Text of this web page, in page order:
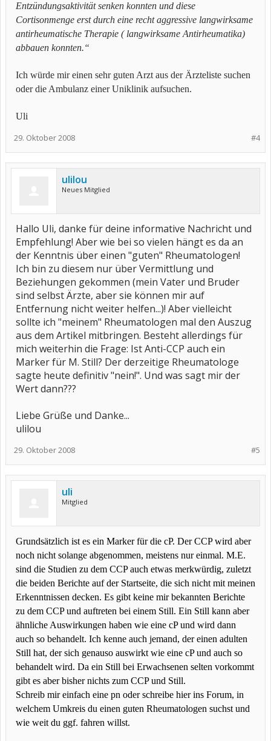
Entzündungsaktivität senken konnten und diese
Cortisonmenge erst durch eine recht aggressive langwirksame
antirheumatische Therapie ( langwirksame Antirheumatika)
abbauen konnten.“
Ich würde mir einen sehr guten Arzt aus der Ärzteliste suchen
oder die Ambulanz einer Uniklinik aufsuchen.
Uli
#4
29. Oktober 2008
ulilou
Neues Mitglied
Hallo Uli, danke für deine informative Nachricht und
Empfehlung! Aber wie bei so vielen hängt es da an
der Kenntnis über einen "guten" Rheumatologen!
Ich bin zu diesem nur über Vermittlung und
Beziehungen gekommen (mein Vater und Bruder
sind selbst Ärzte, aber sie können mir auf
Entfernung nicht weiter helfen...)! Aber vielleicht
sollte ich "meinem" Rheumatologen mal den Auszug
aus dem Artikel mitbringen. Besteht allerdings für
mich weiterhin die Frage: Ist Anti-CCP auch ein
Marker für M. Still? Der derzeitige Rheumatologe
sagte heute definitiv "nein!". Und was sagt mir der
Wert dann???
Liebe Grüße und Danke...
ulilou
#5
29. Oktober 2008
uli
Mitglied
Grundsätzlich ist es ein Marker für die cP. Der CCP wird aber
noch nicht solange abgenommen, meistens nur einmal. M.E.
sind die Studien zu dem CCP auch etwas merkwürdig, zuletzt
die beiden Berichte auf der Startseite, die sich nicht mit meinen
Erkenntnissen decken. Es gibt keine mir bekannten Berichte
zu dem CCP und auftreten bei einem Still. Ein Still kann aber
ähnliche Auswirkungen haben wie eine cP und wird dann
auch so behandelt. Ich kenne auch jemand, der einen adulten
Still hat, der sich genauso auswirkt wie eine cP und auch so
behandelt wird. Da ein Still bei Erwachsenen selten vorkommt
gibt es aber bisher nichts zum CCP und Still.
Schreib mir einfach eine pn oder schreibe hier ins Forum, in
welchem Umkreis du einen guten Rheumatologen suchst und
wie weit du ggf. fahren willst.